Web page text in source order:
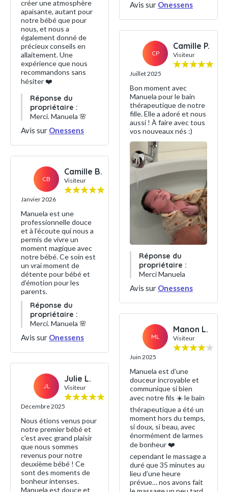
créer une atmosphère
apaisante, autant pour
notre bébé que pour
nous, et nous a
également donné de
précieux conseils en
allaitement. Une
expérience que nous
recommandons sans
hésiter ❤️
Réponse du
propriétaire :
Merci. Manuela 🌸
Avis sur Onessens
CB
Camille B.
Visiteur
Janvier 2026
Manuela est une
professionnelle douce
et à l’écoute qui nous a
permis de vivre un
moment magique avec
notre bébé. Ce soin est
un vrai moment de
détente pour bébé et
d’émotion pour les
parents.
Réponse du
propriétaire :
Merci. Manuela 🌸
Avis sur Onessens
JL
Julie L.
Visiteur
Décembre 2025
Nous étions venus pour
notre premier bébé et
c'est avec grand plaisir
que nous sommes
revenus pour notre
deuxième bébé ! Ce
sont des moments de
bonheur intenses.
Manuela est douce et
Avis sur Onessens
CP
Camille P.
Visiteur
Juillet 2025
Bon moment avec
Manuela pour le bain
thérapeutique de notre
fille. Elle a adoré et nous
aussi ! À faire avec tous
vos nouveaux nés :)
Réponse du
propriétaire :
Merci Manuela
Avis sur Onessens
ML
Manon L.
Visiteur
Juin 2025
Manuela est d’une
douceur incroyable et
communique si bien
avec notre fils ☀️ le bain
thérapeutique a été un
moment hors du temps,
si doux, si beau, avec
énormément de larmes
de bonheur ❤️
cependant le massage a
duré que 35 minutes au
lieu d’une heure
prévue… nos avons fait